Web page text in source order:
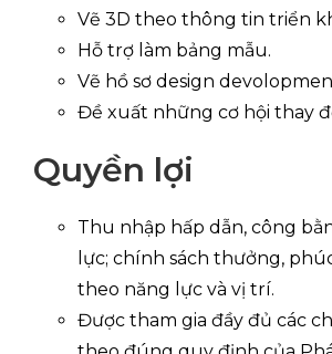
Vẽ 3D theo thông tin triển
Hỗ trợ làm bảng mẫu.
Vẽ hồ sơ design
Đề xuất những cơ hội thay
Quyền lợi
Thu nhập hấp dẫn, công
lực; chính sách thưởng,
theo năng lực và vị trí.
Được tham gia đầy đủ các